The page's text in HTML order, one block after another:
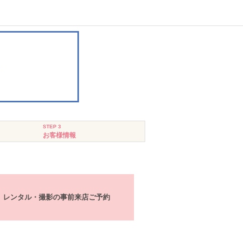
STEP 3
お客様情報
レンタル・撮影の事前来店ご予約